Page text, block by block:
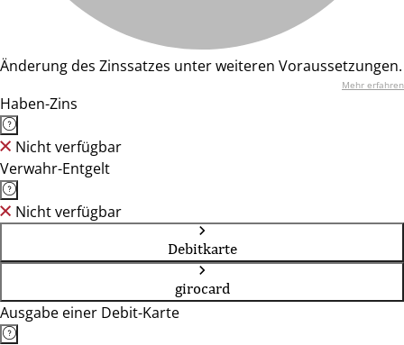
Änderung des Zinssatzes unter weiteren Voraussetzungen.
Mehr erfahren
Haben-Zins
Nicht verfügbar
Verwahr-Entgelt
Nicht verfügbar
Debitkarte
girocard
Ausgabe einer Debit-Karte